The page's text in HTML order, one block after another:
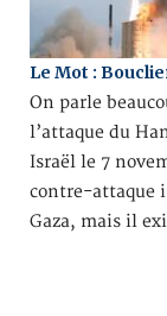
Le Mot :
On parle
l’attaque du
Israël le 7
contre-attaque
Gaza, mais il